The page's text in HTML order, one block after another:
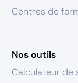
Centres de
Nos outils
Calculateur de